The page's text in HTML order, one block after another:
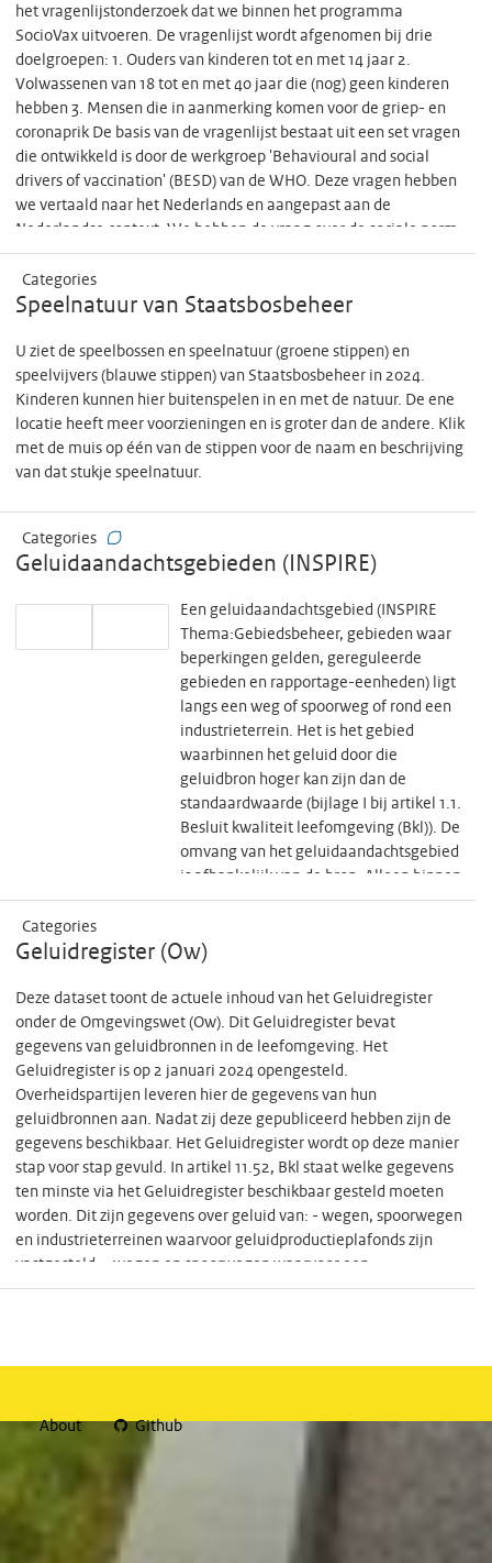
gezondheid en welzijn. Ook vragen over ervaringen met en
meningen over de integrale aanpak werden beantwoord.
Daarnaast zijn interviews afgenomen met medewerkers, HR-
professionals en leidinggevenden om inzicht te krijgen in het
implementatieproces van de integrale aanpak. Voor onderdeel 3
hebben deelnemers tweemaal een accelerometer gedragen om
inzicht te krijgen in beweeggedrag, inclusief zitten (tijdens werk).
het vragenlijstonderzoek dat we binnen het programma
SocioVax uitvoeren. De vragenlijst wordt afgenomen bij drie
doelgroepen: 1. Ouders van kinderen tot en met 14 jaar 2.
Volwassenen van 18 tot en met 40 jaar die (nog) geen kinderen
hebben 3. Mensen die in aanmerking komen voor de griep- en
coronaprik De basis van de vragenlijst bestaat uit een set vragen
die ontwikkeld is door de werkgroep 'Behavioural and social
drivers of vaccination' (BESD) van de WHO. Deze vragen hebben
we vertaald naar het Nederlands en aangepast aan de
Nederlandse context: We hebben de vraag over de sociale norm
van 'community leaders' weggelaten. De vragenlijst hebben we
aangevuld met (bestaande en nieuw ontwikkelde) vragen om
meer inzicht te krijgen in specifieke onderwerpen. De data wordt
het Nederlands en alleen online afgenomen. De data is vanaf 12
maanden na dataverzameling beschikbaar via het LISS Data
Archive. Deze metadatapagina gaat over de opzet van het
SocioVax vragenlijstonderzoek en de vragenlijsten. De metadata
van de verzamelde data is beschikbaar via het LISS Data Archive.
Link naar de dataset in het LISS Data Archive:
https://www.rivm.nl/gedragsonderzoek/sociovax
Categories
Speelnatuur van Staatsbosbeheer
U ziet de speelbossen en speelnatuur (groene stippen) en
speelvijvers (blauwe stippen) van Staatsbosbeheer in 2024.
Kinderen kunnen hier buitenspelen in en met de natuur. De ene
locatie heeft meer voorzieningen en is groter dan de andere. Klik
met de muis op één van de stippen voor de naam en beschrijving
van dat stukje speelnatuur.
Categories
Geluidaandachtsgebieden (INSPIRE)
Een geluidaandachtsgebied (INSPIRE
Thema:Gebiedsbeheer, gebieden waar
beperkingen gelden, gereguleerde
gebieden en rapportage-eenheden) ligt
langs een weg of spoorweg of rond een
industrieterrein. Het is het gebied
waarbinnen het geluid door die
geluidbron hoger kan zijn dan de
standaardwaarde (bijlage I bij artikel 1.1.
Besluit kwaliteit leefomgeving (Bkl)). De
omvang van het geluidaandachtsgebied
is afhankelijk van de bron. Alleen binnen
het geluidaandachtsgebied zijn de
leefomgeving (Bkl) van toepassing.
Categories
Geluidregister (Ow)
Deze dataset toont de actuele inhoud van het Geluidregister
onder de Omgevingswet (Ow). Dit Geluidregister bevat
gegevens van geluidbronnen in de leefomgeving. Het
Geluidregister is op 2 januari 2024 opengesteld.
Overheidspartijen leveren hier de gegevens van hun
geluidbronnen aan. Nadat zij deze gepubliceerd hebben zijn de
gegevens beschikbaar. Het Geluidregister wordt op deze manier
stap voor stap gevuld. In artikel 11.52, Bkl staat welke gegevens
ten minste via het Geluidregister beschikbaar gesteld moeten
worden. Dit zijn gegevens over geluid van: - wegen, spoorwegen
en industrieterreinen waarvoor geluidproductieplafonds zijn
vastgesteld; - wegen en spoorwegen waarvoor een
basisgeluidemissie is bepaald; - luchtvaart; - windturbines,
geluidaandachtsgebied, de waarde van het
geluidproductieplafond, dan wel de basisgeluidemissie, met de
achterliggende gegevens, en de monitoringswaarde. Voor
luchtvaart, buitenschietbanen en militaire springterreinen gaat
het om de 1 dB geluidcontouren en voor windturbines om de
geluidbrongegevens waarmee het geluid bepaald kan worden.
About Github